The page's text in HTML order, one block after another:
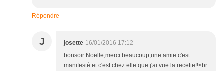
Répondre
J josette 16/01/2016 17:12
bonsoir Noëlle,merci beaucoup,une amie c'est
manifesté et c'est chez elle que j'ai vue la recette!!<br